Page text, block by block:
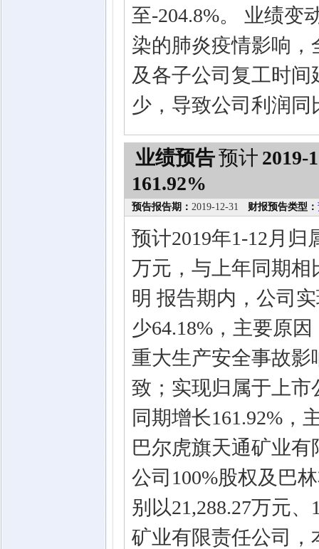
至-204.8%。 业绩变
染的肺炎疫情影响
及各子公司复工时
少，导致公司利润同
业绩预告预计 2019-
161.92%
预告报告期： 2019-12-31 财报预告类型：
预计2019年1-12月归
万元，与上年同期相
明 报告期内，公司
少64.18%，主要原
重大生产安全事故
致；实现归属于上市
同期增长161.92%，
巴尔虎旗天通矿业
公司100%股权及巴
别以21,288.27万元
矿业有限责任公司，